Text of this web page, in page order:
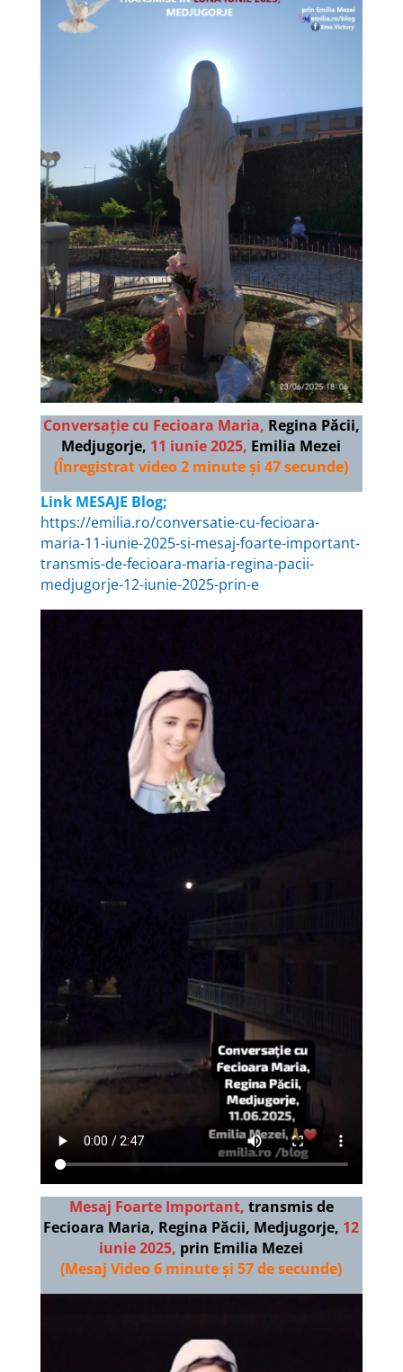
Conversație cu Fecioara Maria, Regina Păcii,
Medjugorje, 11 iunie 2025, Emilia Mezei
(Înregistrat video 2 minute și 47 secunde)
Link MESAJE Blog;
https://emilia.ro/conversatie-cu-fecioara-
maria-11-iunie-2025-si-mesaj-foarte-important-
transmis-de-fecioara-maria-regina-pacii-
medjugorje-12-iunie-2025-prin-e
Mesaj Foarte Important, transmis de
Fecioara Maria, Regina Păcii, Medjugorje, 12
iunie 2025, prin Emilia Mezei
(Mesaj Video 6 minute și 57 de secunde)